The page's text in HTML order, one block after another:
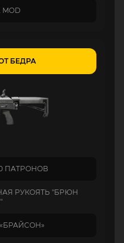
MOD
ОТ БЕДРА
ПАТРОНОВ
РУКОЯТЬ "БРЮН